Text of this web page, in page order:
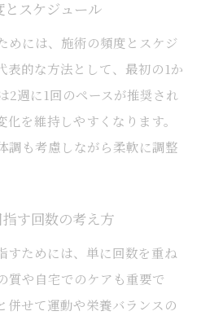
とスケジュール
めには、施術の頻度とスケジ
表的な方法として、最初の1か
2週に1回のペースが推奨され
を維持しやすくなります。
調も考慮しながら柔軟に調整
す回数の考え方
すためには、単に回数を重ね
質や自宅でのケアも重要で
併せて運動や栄養バランスの